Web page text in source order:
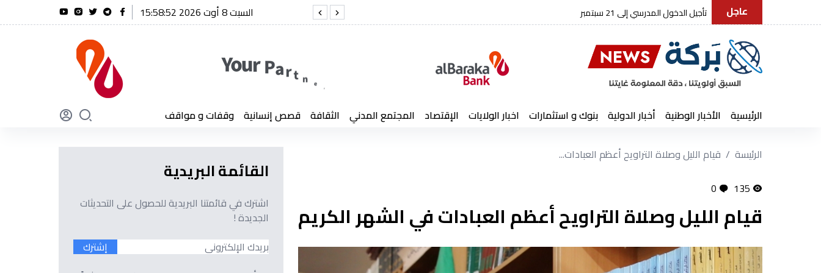
عاجل مجلة الجيش: استقرار الوطن.. الواجب المقدس شنقريحة يتقدم بتعازيه إثر وفاة العميد كمال لخضر
السبت 8 أوت 2026 15:58:53
الرئيسية الأخبار الوطنية أخبار الدولية بنوك و استثمارات اخبار الولايات الإقتصاد المجتمع المدني الثقافة قصص إنسانية وقفات و مواقف
الرئيسة
قيام الليل وصلاة التراويح أعظم العبادات...
135
0
قيام الليل وصلاة التراويح أعظم العبادات في الشهر الكريم
القائمة البريدية
اشترك في قائمتنا البريدية للحصول على التحديثات
الجديدة !
إشترك